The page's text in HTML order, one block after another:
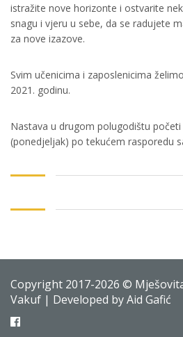
istražite nove horizonte i ostvarite
snagu i vjeru u sebe, da se radujete
za nove izazove.
Svim učenicima i zaposlenicima
2021. godinu.
Nastava u drugom polugodištu početi
(ponedjeljak) po tekućem rasporedu
Copyright 2017-2026 ©
Vakuf | Developed by Aid Gafić